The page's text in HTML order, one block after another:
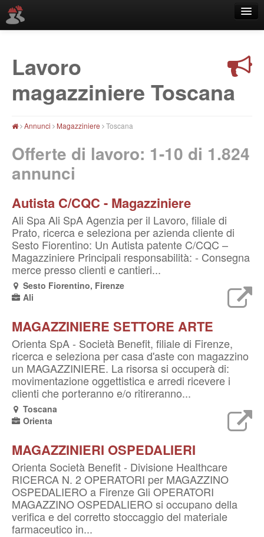
Località
Lavoro
magazziniere Toscana
Annunci Magazziniere Toscana
Offerte di lavoro: 1-10 di 1.824
annunci
Autista C/CQC - Magazziniere
Ali Spa Ali SpA Agenzia per il Lavoro, filiale di
Prato, ricerca e seleziona per azienda cliente di
Sesto Fiorentino: Un Autista patente C/CQC –
Magazziniere Principali responsabilità: - Consegna
merce presso clienti e cantieri...
Sesto Fiorentino, Firenze
Ali
MAGAZZINIERE SETTORE ARTE
Orienta SpA - Società Benefit, filiale di Firenze,
ricerca e seleziona per casa d'aste con magazzino
un MAGAZZINIERE. La risorsa si occuperà di:
movimentazione oggettistica e arredi ricevere i
clienti che porteranno e/o ritireranno...
Toscana
Orienta
MAGAZZINIERI OSPEDALIERI
Orienta Società Benefit - Divisione Healthcare
RICERCA N. 2 OPERATORI per MAGAZZINO
OSPEDALIERO a Firenze Gli OPERATORI
MAGAZZINO OSPEDALIERO si occupano della
verifica e del corretto stoccaggio del materiale
farmaceutico in...